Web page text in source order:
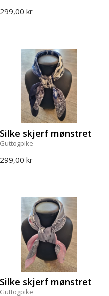
299,00 kr
Silke skjerf mønstret
Guttogpike
299,00 kr
Silke skjerf mønstret
Guttogpike